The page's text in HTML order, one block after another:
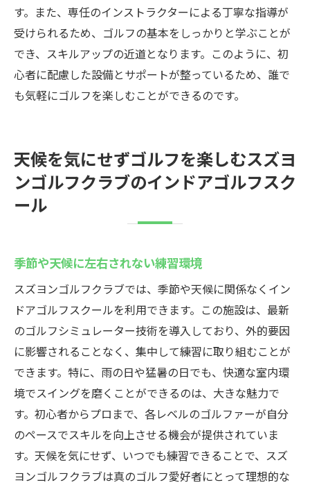
す。また、専任のインストラクターによる丁寧な指導が
受けられるため、ゴルフの基本をしっかりと学ぶことが
でき、スキルアップの近道となります。このように、初
心者に配慮した設備とサポートが整っているため、誰で
も気軽にゴルフを楽しむことができるのです。
天候を気にせずゴルフを楽しむスズヨ
ンゴルフクラブのインドアゴルフスク
ール
季節や天候に左右されない練習環境
スズヨンゴルフクラブでは、季節や天候に関係なくイン
ドアゴルフスクールを利用できます。この施設は、最新
のゴルフシミュレーター技術を導入しており、外的要因
に影響されることなく、集中して練習に取り組むことが
できます。特に、雨の日や猛暑の日でも、快適な室内環
境でスイングを磨くことができるのは、大きな魅力で
す。初心者からプロまで、各レベルのゴルファーが自分
のペースでスキルを向上させる機会が提供されていま
す。天候を気にせず、いつでも練習できることで、スズ
ヨンゴルフクラブは真のゴルフ愛好者にとって理想的な